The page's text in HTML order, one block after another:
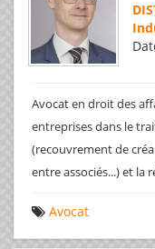
Avocat en droit des
entreprises dans le
(recouvrement de
entre associés...) et la
Avocat